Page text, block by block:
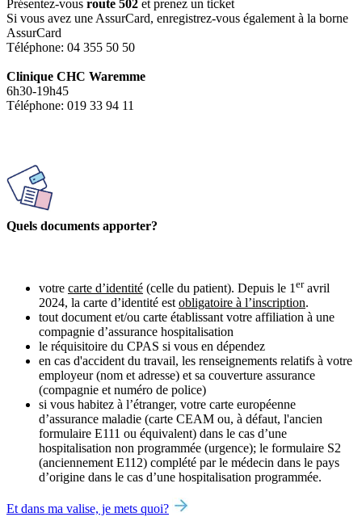
Présentez-vous route 502 et prenez un ticket
Si vous avez une AssurCard, enregistrez-vous également à la borne
AssurCard
Téléphone: 04 355 50 50
Clinique CHC Waremme
6h30-19h45
Téléphone: 019 33 94 11
Quels documents apporter?
votre carte d’identité (celle du patient). Depuis le 1 eravril
2024, la carte d’identité est obligatoire à l’inscription.
tout document et/ou carte établissant votre affiliation à une
compagnie d’assurance hospitalisation
le réquisitoire du CPAS si vous en dépendez
en cas d'accident du travail, les renseignements relatifs à votre
employeur (nom et adresse) et sa couverture assurance
(compagnie et numéro de police)
si vous habitez à l’étranger, votre carte européenne
d’assurance maladie (carte CEAM ou, à défaut, l'ancien
formulaire E111 ou équivalent) dans le cas d’une
hospitalisation non programmée (urgence); le formulaire S2
(anciennement E112) complété par le médecin dans le pays
d’origine dans le cas d’une hospitalisation programmée.
Et dans ma valise, je mets quoi?